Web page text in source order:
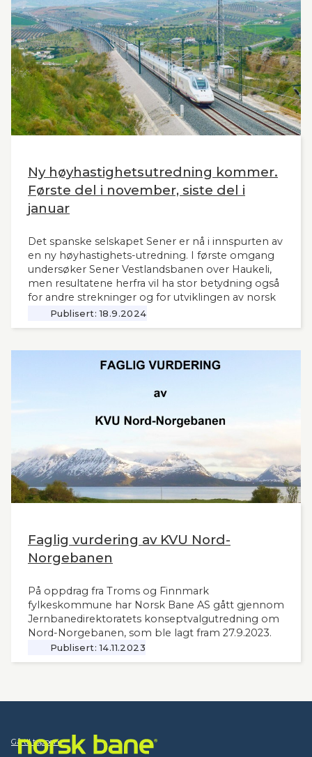
Ny høyhastighetsutredning kommer.
Første del i november, siste del i
januar
Det spanske selskapet Sener er nå i innspurten av
en ny høyhastighets-utredning. I første omgang
undersøker Sener Vestlandsbanen over Haukeli,
men resultatene herfra vil ha stor betydning også
for andre strekninger og for utviklingen av norsk
jernbane generelt. Norsk Bane, er oppdragsgiver
for utredningen.
Publisert: 18.9.2024
Faglig vurdering av KVU Nord-
Norgebanen
På oppdrag fra Troms og Finnmark
fylkeskommune har Norsk Bane AS gått gjennom
Jernbanedirektoratets konseptvalgutredning om
Nord-Norgebanen, som ble lagt fram 27.9.2023.
Publisert: 14.11.2023
Gå til toppen